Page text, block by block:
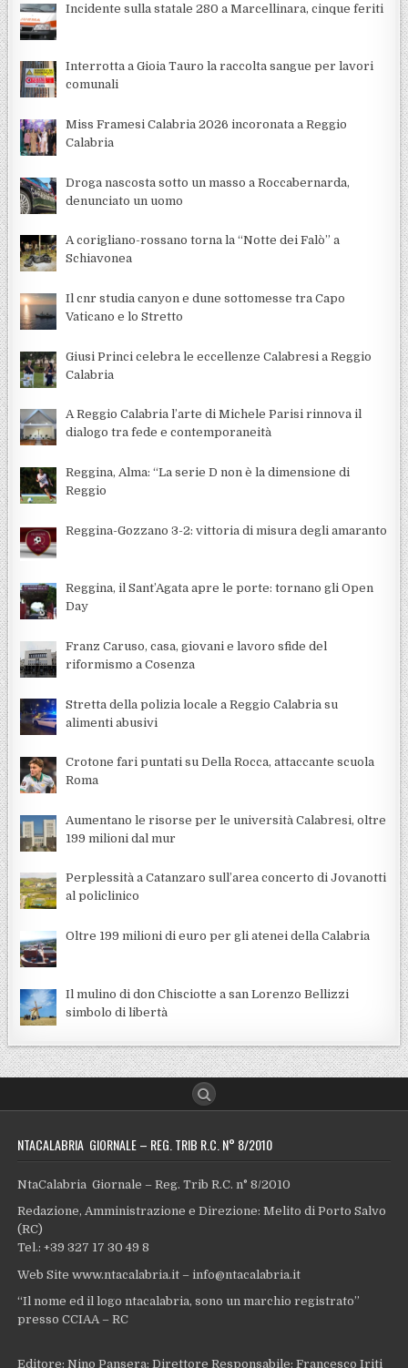
Incidente sulla statale 280 a Marcellinara, cinque feriti
Interrotta a Gioia Tauro la raccolta sangue per lavori
comunali
Miss Framesi Calabria 2026 incoronata a Reggio
Calabria
Droga nascosta sotto un masso a Roccabernarda,
denunciato un uomo
A corigliano-rossano torna la “Notte dei Falò” a
Schiavonea
Il cnr studia canyon e dune sottomesse tra Capo
Vaticano e lo Stretto
Giusi Princi celebra le eccellenze Calabresi a Reggio
Calabria
A Reggio Calabria l’arte di Michele Parisi rinnova il
dialogo tra fede e contemporaneità
Reggina, Alma: “La serie D non è la dimensione di
Reggio
Reggina-Gozzano 3-2: vittoria di misura degli amaranto
Reggina, il Sant’Agata apre le porte: tornano gli Open
Day
Franz Caruso, casa, giovani e lavoro sfide del
riformismo a Cosenza
Stretta della polizia locale a Reggio Calabria su
alimenti abusivi
Crotone fari puntati su Della Rocca, attaccante scuola
Roma
Aumentano le risorse per le università Calabresi, oltre
199 milioni dal mur
Perplessità a Catanzaro sull’area concerto di Jovanotti
al policlinico
Oltre 199 milioni di euro per gli atenei della Calabria
Il mulino di don Chisciotte a san Lorenzo Bellizzi
simbolo di libertà
NTACALABRIA GIORNALE – REG. TRIB R.C. N° 8/2010
NtaCalabria Giornale – Reg. Trib R.C. n° 8/2010
Redazione, Amministrazione e Direzione: Melito di Porto Salvo
(RC)
Tel.: +39 327 17 30 49 8
Web Site www.ntacalabria.it – info@ntacalabria.it
“Il nome ed il logo ntacalabria, sono un marchio registrato”
presso CCIAA – RC
Editore: Nino Pansera; Direttore Responsabile: Francesco Iriti